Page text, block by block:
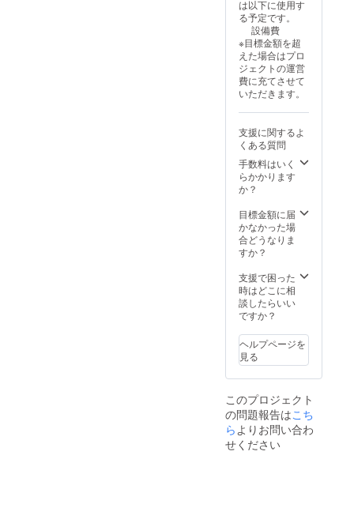
援につ
き6名様
まで宿
泊可能
・
チェッ
クイ
ン：
15:00
・
チェッ
クアウ
ト：翌
日10:00
日メー
ルアド
レスに
す。 小
学生ま
で無料
(添い
しベッ
要な場
合は大
人料金
12歳以
上(中学
生から)
大人料
プンよ
り2年間
有効
（2025
年4月1
日～
2027年
4月1
日） ・
チェッ
クイ
ン：
15:00
・
ト：翌
日10:00
予約方
ルアド
レスに
てお伝
えしま
学生ま
(添い
寝)※但
しベッ
ドが必
要な場
合は大
人料金
を一斉
にお送
りしま
す。 プ
レオー
プン期
間以外
でもご
使用で
きま
す。 ※
本オー
プンよ
り2年間
年4月1
日～
2027年
日程：
全ての
日程で
ご利用
宿泊可
数：1泊
2日~6泊
7日 ・
ベッド
の数：6
台 ・食
事の
せて頂
きま
す。 ④
インス
タグラ
ムで感
謝の投
稿 ※こ
ちらは
素泊ま
りプラ
ンで
す。基
本食事
ん。 ご
希望の
方はオ
利用下
さいま
せ。 プ
ロジェ
了後に
ご案内
を一斉
にお送
りしま
す。 プ
レオー
プン期
んじ
ん、玄
米を
使った
自家製
酵母の
ボタニ
カルな
ベーグ
ル。 内
容量：8
個 ②宿
泊施設
の紹介
完成し
た宿の
魅力
ポイン
トをま
とめた
パンフ
をお送
りしま
す。 ③
宿泊施
券
（10%
OFF）
未来の
ご宿泊
だわり
の宿で
リラッ
クスし
てくだ
さい。
こちら
のチ
ケット
日、土
日祝い
つでも
ご予約
【内
容】
①1泊2
人６人
まで含
む)
CAMPF
プレ
オープ
ン特別
価格！
の本
オープ
ン前に
優先的
に予約
通販
で、あ
りがた
いこと
に即完
売で
中々購
入出来
ないと
いただ
いたの
で、ご
用意で
きる数
ないで
すがリ
ターン
とさせ
ます。
【内
容】 ①
リアン
グルの
季節の
おすす
めベー
セッ
ト
(1ヶ月
に1
回)×3ヶ
は以下に使用す
る予定です。
設備費
※目標金額を超
えた場合はプロ
ジェクトの運営
費に充てさせて
いただきます。
支援に関するよ
くある質問
手数料はいく
らかかります
か？
目標金額に届
かなかった場
合どうなりま
すか？
支援で困った
時はどこに相
談したらいい
ですか？
ヘルプページを
見る
このプロジェクト
の問題報告はこち
ら よりお問い合わ
せください